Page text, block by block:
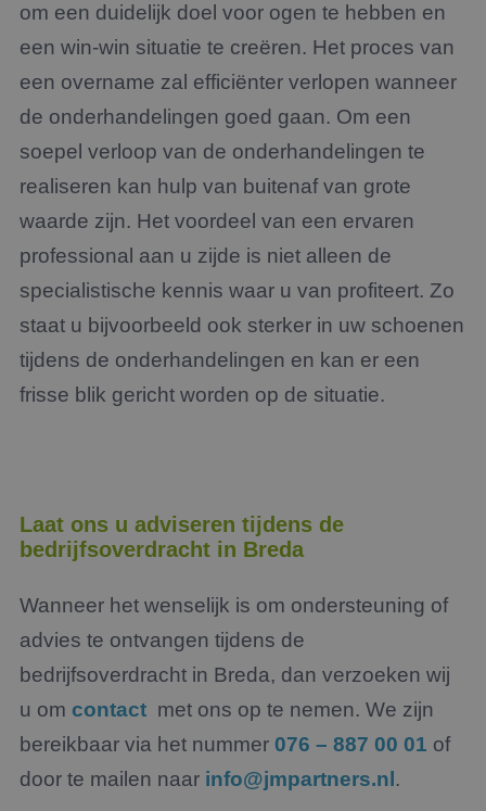
om een duidelijk doel voor ogen te hebben en
een win-win situatie te creëren. Het proces van
een overname zal efficiënter verlopen wanneer
de onderhandelingen goed gaan. Om een
soepel verloop van de onderhandelingen te
realiseren kan hulp van buitenaf van grote
waarde zijn. Het voordeel van een ervaren
professional aan u zijde is niet alleen de
specialistische kennis waar u van profiteert. Zo
staat u bijvoorbeeld ook sterker in uw schoenen
tijdens de onderhandelingen en kan er een
frisse blik gericht worden op de situatie.
Laat ons u adviseren tijdens de
bedrijfsoverdracht in Breda
Wanneer het wenselijk is om ondersteuning of
advies te ontvangen tijdens de
bedrijfsoverdracht in Breda, dan verzoeken wij
u om contact met ons op te nemen. We zijn
bereikbaar via het nummer 076 – 887 00 01 of
door te mailen naar info@jmpartners.nl .